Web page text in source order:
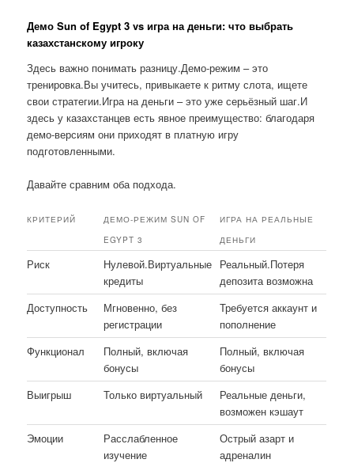
Демо Sun of Egypt 3 vs игра на деньги: что выбрать
казахстанскому игроку
Здесь важно понимать разницу.Демо-режим – это
тренировка.Вы учитесь, привыкаете к ритму слота, ищете
свои стратегии.Игра на деньги – это уже серьёзный шаг.И
здесь у казахстанцев есть явное преимущество: благодаря
демо-версиям они приходят в платную игру
подготовленными.
Давайте сравним оба подхода.
КРИТЕРИЙ
ДЕМО-РЕЖИМ SUN OF
EGYPT 3
ИГРА НА РЕАЛЬНЫЕ
ДЕНЬГИ
Риск
Нулевой.Виртуальные
кредиты
Реальный.Потеря
депозита возможна
Доступность
Мгновенно, без
регистрации
Требуется аккаунт и
пополнение
Функционал
Полный, включая
бонусы
Полный, включая
бонусы
Выигрыш
Только виртуальный
Реальные деньги,
возможен кэшаут
Эмоции
Расслабленное
изучение
Острый азарт и
адреналин